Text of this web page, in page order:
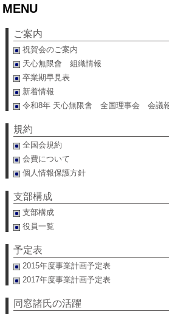
MENU
ご案内
祝賀会のご案内
天心無限會 組織情報
卒業期早見表
新着情報
令和8年 天心無限會 全国理事会 会議
規約
全国会規約
会費について
個人情報保護方針
支部構成
支部構成
役員一覧
予定表
2015年度事業計画予定表
2017年度事業計画予定表
同窓諸氏の活躍